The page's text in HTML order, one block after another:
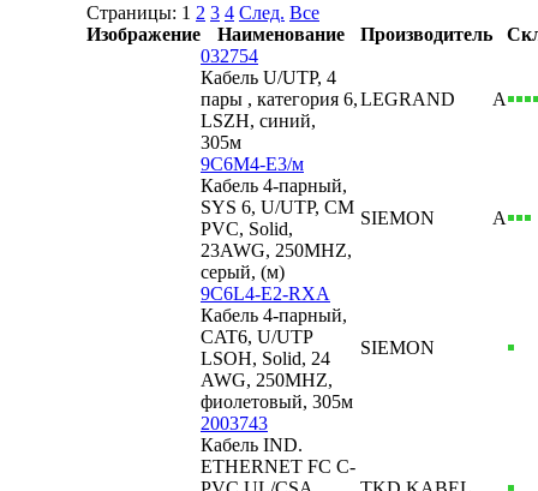
Страницы: 1 2 3 4 След. Все
Изображение
Наименование Производитель
032754
Кабель U/UTP, 4
пары , категория 6,
LSZH, синий,
305м
LEGRAND А
9C6M4-E3/м
Кабель 4-парный,
SYS 6, U/UTP, CM
PVC, Solid,
23AWG, 250MHZ,
серый, (м)
SIEMON А
9C6L4-E2-RXA
Кабель 4-парный,
CAT6, U/UTP
LSOH, Solid, 24
AWG, 250MHZ,
фиолетовый, 305м
SIEMON
2003743
Кабель IND.
ETHERNET FC C-